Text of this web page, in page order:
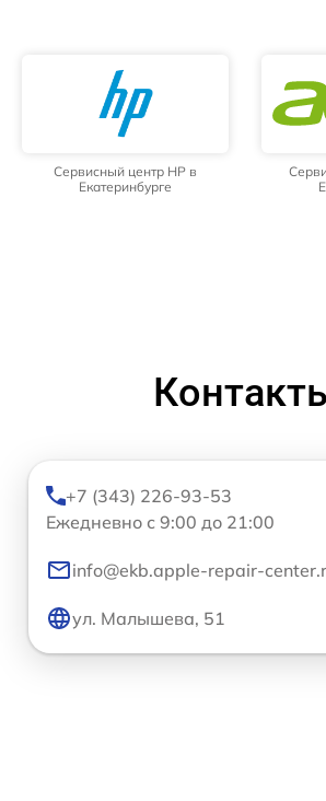
Сервисный центр HP в
Екатеринбурге
+7 (343) 226-93-53
Ежедневно с 9:00 до 21:00
info@ekb.apple-repair-
ул. Малышева, 51